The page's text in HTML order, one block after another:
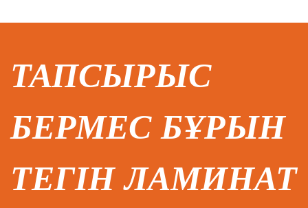
ТАПСЫРЫС
БЕРМЕС БҰРЫН
ТЕГІН ЛАМИНАТ